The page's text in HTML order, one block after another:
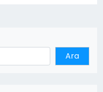
Ara